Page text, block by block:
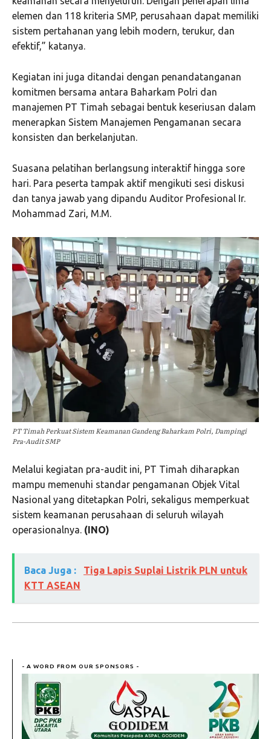
elemen dan 118 kriteria SMP, perusahaan dapat memiliki
sistem pertahanan yang lebih modern, terukur, dan
efektif,” katanya.
Kegiatan ini juga ditandai dengan penandatanganan
komitmen bersama antara Baharkam Polri dan
manajemen PT Timah sebagai bentuk keseriusan dalam
menerapkan Sistem Manajemen Pengamanan secara
konsisten dan berkelanjutan.
Suasana pelatihan berlangsung interaktif hingga sore
hari. Para peserta tampak aktif mengikuti sesi diskusi
dan tanya jawab yang dipandu Auditor Profesional Ir.
Mohammad Zari, M.M.
PT Timah Perkuat Sistem Keamanan Gandeng Baharkam Polri, Dampingi
Pra-Audit SMP
Melalui kegiatan pra-audit ini, PT Timah diharapkan
mampu memenuhi standar pengamanan Objek Vital
Nasional yang ditetapkan Polri, sekaligus memperkuat
sistem keamanan perusahaan di seluruh wilayah
operasionalnya. (INO)
Baca Juga :
Tiga Lapis Suplai Listrik PLN untuk
KTT ASEAN
- A WORD FROM OUR SPONSORS -